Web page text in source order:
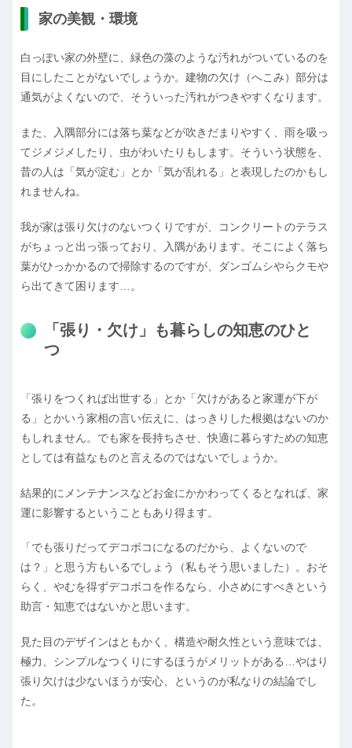
家の美観・環境
白っぽい家の外壁に、緑色の藻のような汚れがついているのを
目にしたことがないでしょうか。建物の欠け（へこみ）部分は
通気がよくないので、そういった汚れがつきやすくなります。
また、入隅部分には落ち葉などが吹きだまりやすく、雨を吸っ
てジメジメしたり、虫がわいたりもします。そういう状態を、
昔の人は「気が淀む」とか「気が乱れる」と表現したのかもし
れませんね。
我が家は張り欠けのないつくりですが、コンクリートのテラス
がちょっと出っ張っており、入隅があります。そこによく落ち
葉がひっかかるので掃除するのですが、ダンゴムシやらクモや
ら出てきて困ります…。
「張り・欠け」も暮らしの知恵のひと
つ
「張りをつくれば出世する」とか「欠けがあると家運が下が
る」とかいう家相の言い伝えに、はっきりした根拠はないのか
もしれません。でも家を長持ちさせ、快適に暮らすための知恵
としては有益なものと言えるのではないでしょうか。
結果的にメンテナンスなどお金にかかわってくるとなれば、家
運に影響するということもあり得ます。
「でも張りだってデコボコになるのだから、よくないので
は？」と思う方もいるでしょう（私もそう思いました）。おそ
らく、やむを得ずデコボコを作るなら、小さめにすべきという
助言・知恵ではないかと思います。
見た目のデザインはともかく、構造や耐久性という意味では、
極力、シンプルなつくりにするほうがメリットがある…やはり
張り欠けは少ないほうが安心、というのが私なりの結論でし
た。